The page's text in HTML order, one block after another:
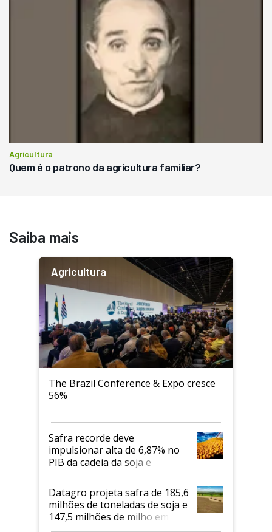
Agricultura
Quem é o patrono da agricultura familiar?
Saiba mais
Agricultura
The Brazil Conference & Expo cresce
56%
Safra recorde deve
impulsionar alta de 6,87% no
PIB da cadeia da soja e
biodiesel em 2026
Datagro projeta safra de 185,6
milhões de toneladas de soja e
147,5 milhões de milho em
2026/27